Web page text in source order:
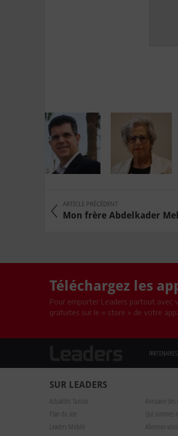
ARTICLE PRÉCÉDENT
Mon frère Abdelkader
Téléchargez les
Pour emporter Leaders partout avec
gratuites sur le « store » de votre
PARTENAIRES
SUR LEADERS
Actualités Tunisie Annuaire des
Plan du site
Qui sommes
Leaders Mobile
Abonnez-